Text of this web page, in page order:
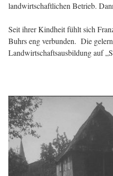
landwirtschaftlichen Betrieb.
Seit ihrer Kindheit fühlt sich
Buhrs eng verbunden. Die
Landwirtschaftsausbildung auf